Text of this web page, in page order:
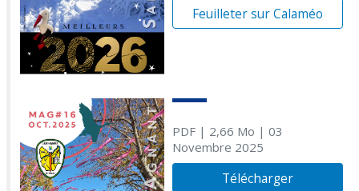
Feuilleter sur Calaméo
PDF| 2,66 Mo | 03
Novembre 2025
Télécharger